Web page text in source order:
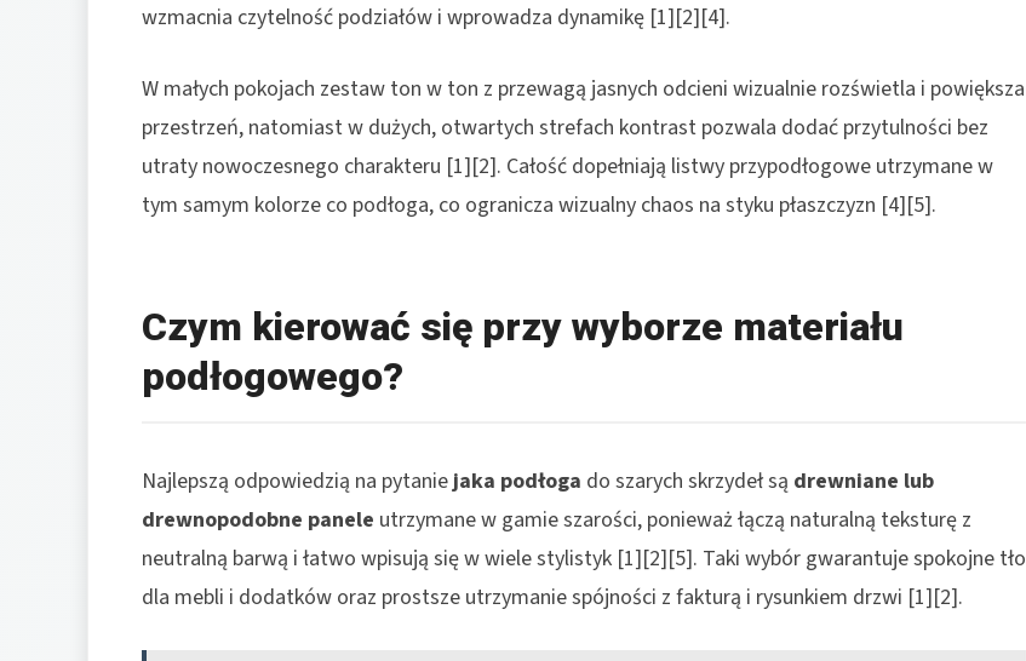
wzmacnia czytelność podziałów i wprowadza dynamikę [1][2][4].
W małych pokojach zestaw ton w ton z przewagą jasnych odcieni wizualnie rozświetla i powiększa
przestrzeń, natomiast w dużych, otwartych strefach kontrast pozwala dodać przytulności bez
utraty nowoczesnego charakteru [1][2]. Całość dopełniają listwy przypodłogowe utrzymane w
tym samym kolorze co podłoga, co ogranicza wizualny chaos na styku płaszczyzn [4][5].
Czym kierować się przy wyborze materiału
podłogowego?
Najlepszą odpowiedzią na pytaniejaka podłoga do szarych skrzydeł są drewniane lub
drewnopodobne panele utrzymane w gamie szarości, ponieważ łączą naturalną teksturę z
neutralną barwą i łatwo wpisują się w wiele stylistyk [1][2][5]. Taki wybór gwarantuje spokojne tło
dla mebli i dodatków oraz prostsze utrzymanie spójności z fakturą i rysunkiem drzwi [1][2].